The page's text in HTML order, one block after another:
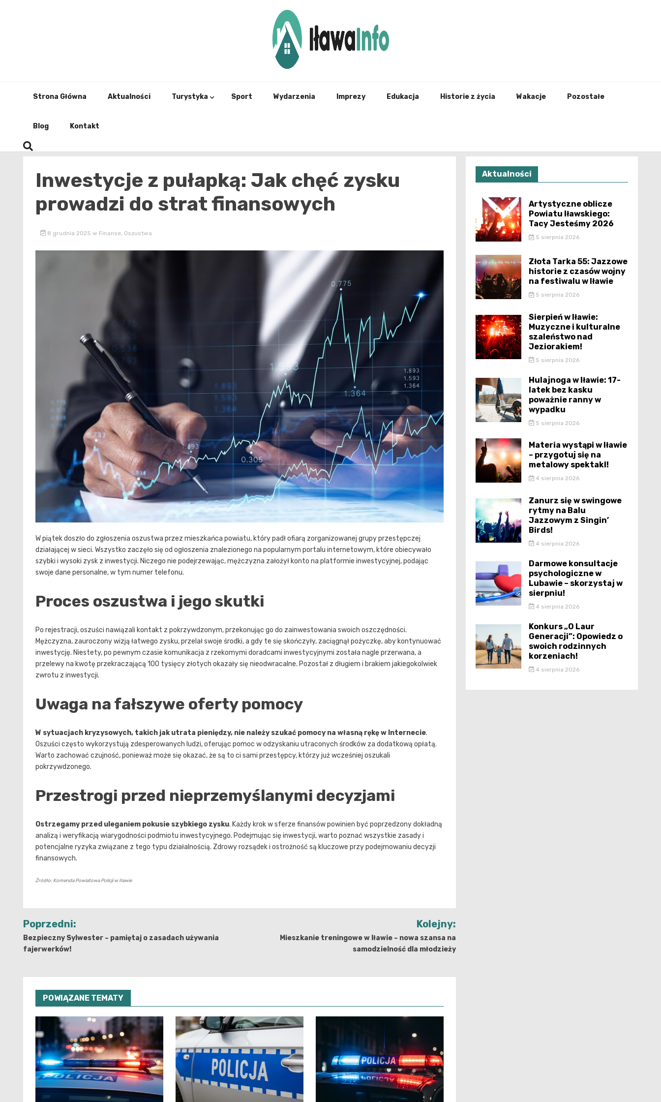
ilawainfo.pl
Strona Główna Aktualności Turystyka Sport Wydarzenia Imprezy Edukacja Historie z życia Wakacje Pozostałe
Blog Kontakt
Inwestycje z pułapką: Jak chęć zysku
prowadzi do strat finansowych
8 grudnia 2025 w Finanse, Oszustwa
W piątek doszło do zgłoszenia oszustwa przez mieszkańca powiatu, który padł ofiarą zorganizowanej grupy przestępczej
działającej w sieci. Wszystko zaczęło się od ogłoszenia znalezionego na popularnym portalu internetowym, które obiecywało
szybki i wysoki zysk z inwestycji. Niczego nie podejrzewając, mężczyzna założył konto na platformie inwestycyjnej, podając
swoje dane personalne, w tym numer telefonu.
Proces oszustwa i jego skutki
Po rejestracji, oszuści nawiązali kontakt z pokrzywdzonym, przekonując go do zainwestowania swoich oszczędności.
Mężczyzna, zauroczony wizją łatwego zysku, przelał swoje środki, a gdy te się skończyły, zaciągnął pożyczkę, aby kontynuować
inwestycję. Niestety, po pewnym czasie komunikacja z rzekomymi doradcami inwestycyjnymi została nagle przerwana, a
przelewy na kwotę przekraczającą 100 tysięcy złotych okazały się nieodwracalne. Pozostał z długiem i brakiem jakiegokolwiek
zwrotu z inwestycji.
Uwaga na fałszywe oferty pomocy
W sytuacjach kryzysowych, takich jak utrata pieniędzy, nie należy szukać pomocy na własną rękę w Internecie.
Oszuści często wykorzystują zdesperowanych ludzi, oferując pomoc w odzyskaniu utraconych środków za dodatkową opłatą.
Warto zachować czujność, ponieważ może się okazać, że są to ci sami przestępcy, którzy już wcześniej oszukali
pokrzywdzonego.
Przestrogi przed nieprzemyślanymi decyzjami
Ostrzegamy przed uleganiem pokusie szybkiego zysku. Każdy krok w sferze finansów powinien być poprzedzony dokładną
analizą i weryfikacją wiarygodności podmiotu inwestycyjnego. Podejmując się inwestycji, warto poznać wszystkie zasady i
potencjalne ryzyka związane z tego typu działalnością. Zdrowy rozsądek i ostrożność są kluczowe przy podejmowaniu decyzji
finansowych.
Źródło: Komenda Powiatowa Policji w Iławie
Nawigacja
wpisu
Poprzedni:
Bezpieczny Sylwester – pamiętaj o zasadach używania
fajerwerków!
Kolejny:
Mieszkanie treningowe w Iławie – nowa szansa na
samodzielność dla młodzieży
POWIĄZANE TEMATY
Aktualności
Artystyczne oblicze
Powiatu Iławskiego:
Tacy Jesteśmy 2026
5 sierpnia 2026
Złota Tarka 55: Jazzowe
historie z czasów wojny
na festiwalu w Iławie
5 sierpnia 2026
Sierpień w Iławie:
Muzyczne i kulturalne
szaleństwo nad
Jeziorakiem!
5 sierpnia 2026
Hulajnoga w Iławie: 17-
latek bez kasku
poważnie ranny w
wypadku
5 sierpnia 2026
Materia wystąpi w Iławie
– przygotuj się na
metalowy spektakl!
4 sierpnia 2026
Zanurz się w swingowe
rytmy na Balu
Jazzowym z Singin’
Birds!
4 sierpnia 2026
Darmowe konsultacje
psychologiczne w
Lubawie – skorzystaj w
sierpniu!
4 sierpnia 2026
Konkurs „O Laur
Generacji”: Opowiedz o
swoich rodzinnych
korzeniach!
4 sierpnia 2026